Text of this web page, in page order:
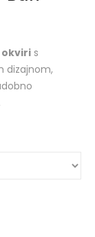
okviri s
dizajnom,